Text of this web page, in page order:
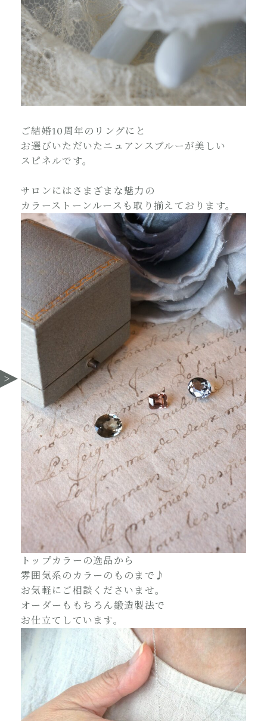
ご結婚10周年のリングにと
お選びいただいたニュアンスブルーが美しい
スピネルです。
サロンにはさまざまな魅力の
カラーストーンルースも取り揃えております。
トップカラーの逸品から
雰囲気系のカラーのものまで♪
お気軽にご相談くださいませ。
オーダーももちろん鍛造製法で
お仕立てしています。